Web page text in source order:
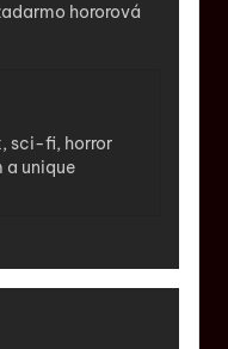
hororová
sci-fi, horror
a unique